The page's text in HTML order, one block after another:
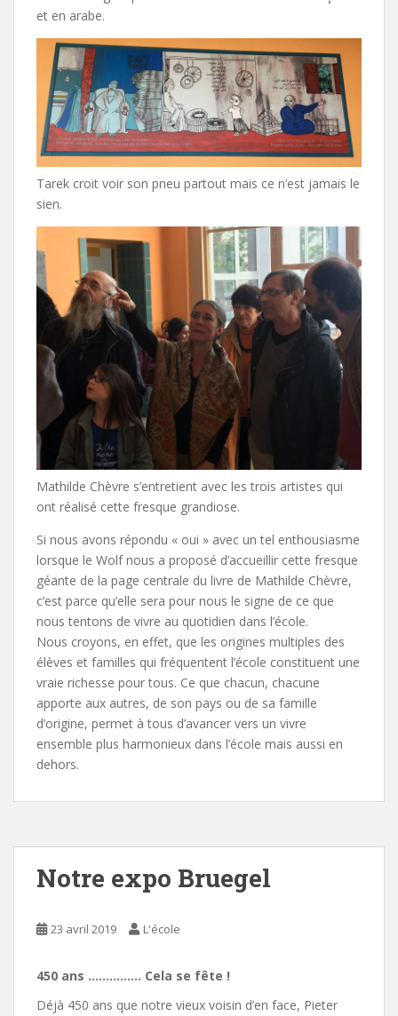
et en arabe.
Tarek croit voir son pneu partout mais ce n’est jamais le
sien.
Mathilde Chèvre s’entretient avec les trois artistes qui
ont réalisé cette fresque grandiose.
Si nous avons répondu « oui » avec un tel enthousiasme
lorsque le Wolf nous a proposé d’accueillir cette fresque
géante de la page centrale du livre de Mathilde Chèvre,
c’est parce qu’elle sera pour nous le signe de ce que
nous tentons de vivre au quotidien dans l’école.
Nous croyons, en effet, que les origines multiples des
élèves et familles qui fréquentent l’école constituent une
vraie richesse pour tous. Ce que chacun, chacune
apporte aux autres, de son pays ou de sa famille
d’origine, permet à tous d’avancer vers un vivre
ensemble plus harmonieux dans l’école mais aussi en
dehors.
Notre expo Bruegel
23 avril 2019 L'école
450 ans …………… Cela se fête !
Déjà 450 ans que notre vieux voisin d’en face, Pieter